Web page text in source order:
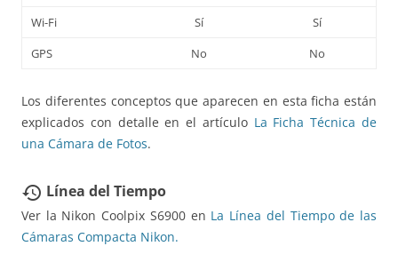
Wi-Fi
Sí
Sí
GPS
No No
Los diferentes conceptos que aparecen en esta ficha están
explicados con detalle en el artículo La Ficha Técnica de
una Cámara de Fotos.
restore Línea del Tiempo
Ver la Nikon Coolpix S6900 en La Línea del Tiempo de las
Cámaras Compacta Nikon.